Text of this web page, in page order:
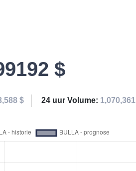
$
$ 24 uur Volume: